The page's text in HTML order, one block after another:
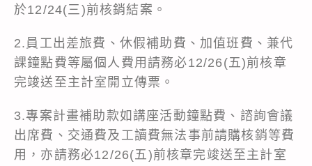
於12/24(三)前核銷結案。
2.員工出差旅費、休假補助費、加值班費、兼代
課鐘點費等屬個人費用請務必12/26(五)前核章
完竣送至主計室開立傳票。
3.專案計畫補助款如講座活動鐘點費、諮詢會議
出席費、交通費及工讀費無法事前請購核銷等費
用，亦請務必12/26(五)前核章完竣送至主計室